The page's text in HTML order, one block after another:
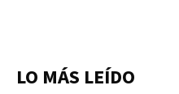
LO MÁS LEÍDO